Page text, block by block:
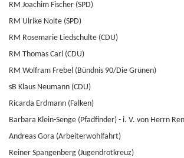
RM Joachim Fischer (SPD)
RM Ulrike Nolte (SPD)
RM Rosemarie Liedschulte (CDU)
RM Thomas Carl (CDU)
RM Wolfram Frebel (Bündnis 90/Die Grünen)
sB Klaus Neumann (CDU)
Ricarda Erdmann (Falken)
Barbara Klein-Senge (Pfadfinder) - i. V. von Herrn
Andreas Gora (Arbeiterwohlfahrt)
Reiner Spangenberg (Jugendrotkreuz)